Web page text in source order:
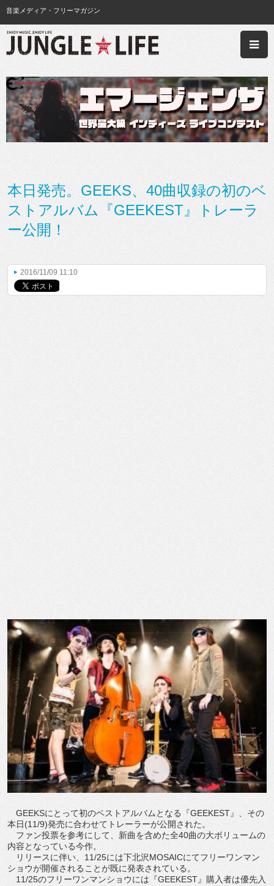
音楽メディア・フリーマガジン
本日発売。GEEKS、40曲収録の初のベ
ストアルバム『GEEKEST』トレーラ
ー公開！
2016/11/09 11:10
GEEKSにとって初のベストアルバムとなる『GEEKEST』、その
本日(11/9)発売に合わせてトレーラーが公開された。
ファン投票を参考にして、新曲を含めた全40曲の大ボリュームの
内容となっている今作。
リリースに伴い、11/25には下北沢MOSAICにてフリーワンマン
ショウが開催されることが既に発表されている。
11/25のフリーワンマンショウには『GEEKEST』購入者は優先入